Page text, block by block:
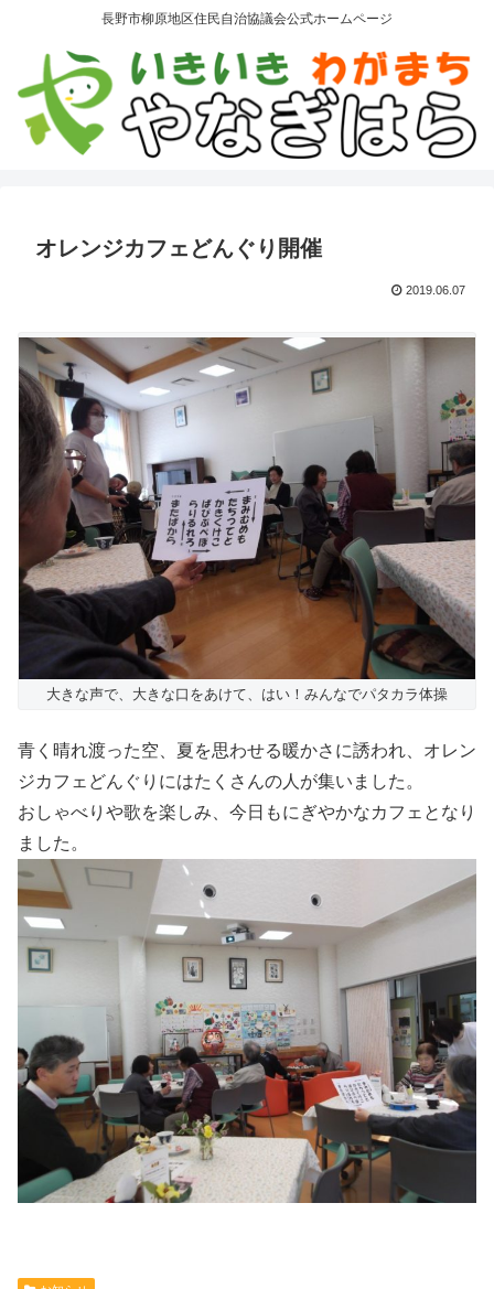
長野市柳原地区住民自治協議会公式ホームページ
オレンジカフェどんぐり開催
2019.06.07
大きな声で、大きな口をあけて、はい！みんなでパタカラ体操
青く晴れ渡った空、夏を思わせる暖かさに誘われ、オレン
ジカフェどんぐりにはたくさんの人が集いました。
おしゃべりや歌を楽しみ、今日もにぎやかなカフェとなり
ました。